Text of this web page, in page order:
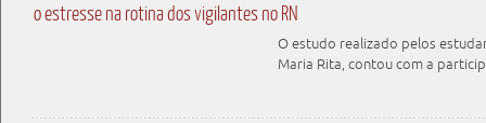
o estresse na rotina dos vigilantes no RN
O estudo realizado pelos
Maria Rita, contou com a